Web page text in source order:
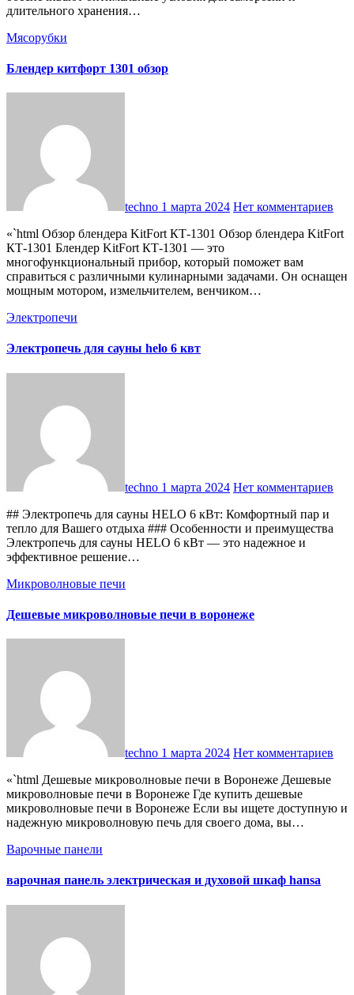
длительного хранения…
Мясорубки
Блендер китфорт 1301 обзор
techno 1 марта 2024 Нет комментариев
«`html Обзор блендера KitFort КТ-1301 Обзор блендера KitFort
КТ-1301 Блендер KitFort КТ-1301 — это
многофункциональный прибор, который поможет вам
справиться с различными кулинарными задачами. Он оснащен
мощным мотором, измельчителем, венчиком…
Электропечи
Электропечь для сауны helo 6 квт
techno 1 марта 2024 Нет комментариев
## Электропечь для сауны HELO 6 кВт: Комфортный пар и
тепло для Вашего отдыха ### Особенности и преимущества
Электропечь для сауны HELO 6 кВт — это надежное и
эффективное решение…
Микроволновые печи
Дешевые микроволновые печи в воронеже
techno 1 марта 2024 Нет комментариев
«`html Дешевые микроволновые печи в Воронеже Дешевые
микроволновые печи в Воронеже Где купить дешевые
микроволновые печи в Воронеже Если вы ищете доступную и
надежную микроволновую печь для своего дома, вы…
Варочные панели
варочная панель электрическая и духовой шкаф hansa